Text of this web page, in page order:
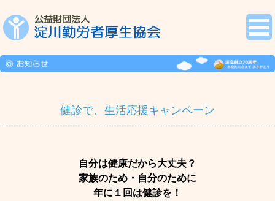
健診で、生活応援キャンペーン
自分は健康だから大丈夫？
家族のため・自分のために
年に１回は健診を！